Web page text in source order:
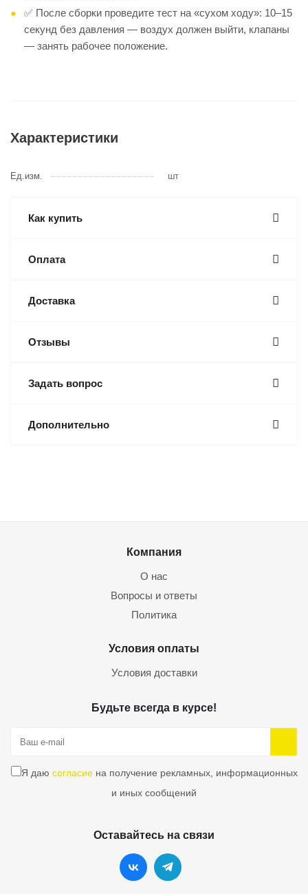
✅ После сборки проведите тест на «сухом ходу»: 10–15
секунд без давления — воздух должен выйти, клапаны
— занять рабочее положение.
Характеристики
Ед.изм. шт
Как купить
Оплата
Доставка
Отзывы
Задать вопрос
Дополнительно
Компания
О нас
Вопросы и ответы
Политика
Условия оплаты
Условия доставки
Будьте всегда в курсе!
Я даю согласиена получение рекламных, информационных
и иных сообщений
Оставайтесь на связи